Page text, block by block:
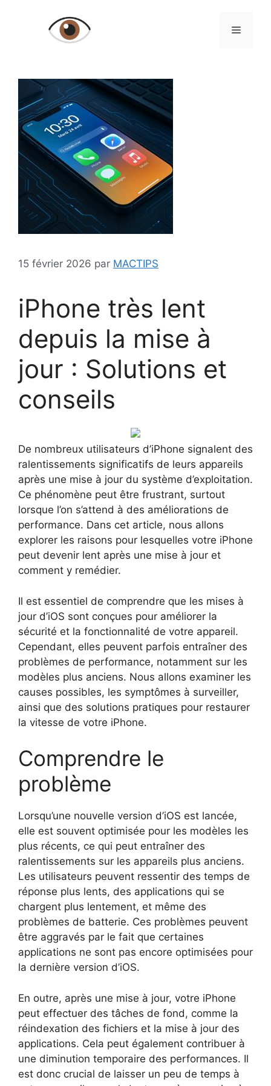
Menu
15 février 2026 par MACTIPS
iPhone très lent
depuis la mise à
jour : Solutions et
conseils
De nombreux utilisateurs d’iPhone signalent des
ralentissements significatifs de leurs appareils
après une mise à jour du système d’exploitation.
Ce phénomène peut être frustrant, surtout
lorsque l’on s’attend à des améliorations de
performance. Dans cet article, nous allons
explorer les raisons pour lesquelles votre iPhone
peut devenir lent après une mise à jour et
comment y remédier.
Il est essentiel de comprendre que les mises à
jour d’iOS sont conçues pour améliorer la
sécurité et la fonctionnalité de votre appareil.
Cependant, elles peuvent parfois entraîner des
problèmes de performance, notamment sur les
modèles plus anciens. Nous allons examiner les
causes possibles, les symptômes à surveiller,
ainsi que des solutions pratiques pour restaurer
la vitesse de votre iPhone.
Comprendre le
problème
Lorsqu’une nouvelle version d’iOS est lancée,
elle est souvent optimisée pour les modèles les
plus récents, ce qui peut entraîner des
ralentissements sur les appareils plus anciens.
Les utilisateurs peuvent ressentir des temps de
réponse plus lents, des applications qui se
chargent plus lentement, et même des
problèmes de batterie. Ces problèmes peuvent
être aggravés par le fait que certaines
applications ne sont pas encore optimisées pour
la dernière version d’iOS.
En outre, après une mise à jour, votre iPhone
peut effectuer des tâches de fond, comme la
réindexation des fichiers et la mise à jour des
applications. Cela peut également contribuer à
une diminution temporaire des performances. Il
est donc crucial de laisser un peu de temps à